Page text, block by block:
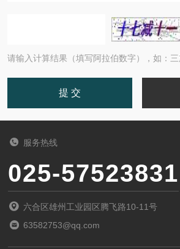
请输入计算结果（填写阿拉伯数字），如：
服务热线
025-57523831
六合区雄州工业园区腾飞路10-11号
63582753@qq.com